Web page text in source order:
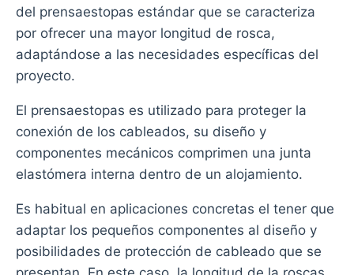
del prensaestopas estándar que se caracteriza
por ofrecer una mayor longitud de rosca,
adaptándose a las necesidades específicas del
proyecto.
El prensaestopas es utilizado para proteger la
conexión de los cableados, su diseño y
componentes mecánicos comprimen una junta
elastómera interna dentro de un alojamiento.
Es habitual en aplicaciones concretas el tener que
adaptar los pequeños componentes al diseño y
posibilidades de protección de cableado que se